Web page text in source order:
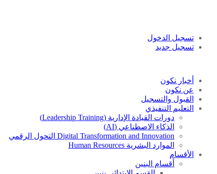
تسجيل الدخول
تسجيل جديد
أخبار نكون
عن نكون
القبول والتسجيل
التعليم التنفيذي
دورات القيادة الإدارية (Leadership Training)
الذكاء الاصطناعي (AI)
Digital Transformation and Innovation التحول الرقمي
الموارد البشرية Human Resources
الأقسام
أقسام البنين